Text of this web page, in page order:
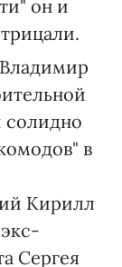
он и
Владимир
солидно
в
Кирилл
Сергея